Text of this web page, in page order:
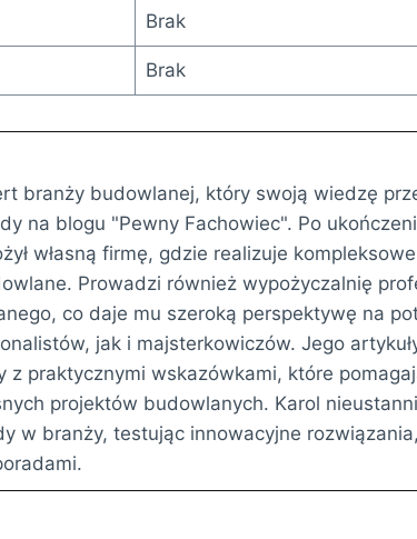
Brak
Brak
branży budowlanej, który swoją wiedzę
na blogu "Pewny Fachowiec". Po
własną firmę, gdzie realizuje
Prowadzi również wypożyczalnię
co daje mu szeroką perspektywę na
jak i majsterkowiczów. Jego
z praktycznymi wskazówkami, które
projektów budowlanych. Karol
w branży, testując innowacyjne